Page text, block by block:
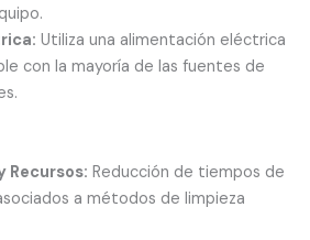
Utiliza una alimentación eléctrica
con la mayoría de las fuentes de
Recursos: Reducción de tiempos de
a métodos de limpieza